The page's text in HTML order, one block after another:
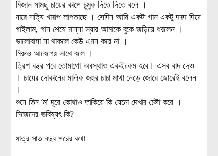
মিজান সামছু চায়ের কাপে চুমুক দিতে দিতে বলে ।
নারে সত্যি খারাপ লাগতাছে । সেদিন আমি একটা গান একটু দরদ দিয়ে
গাইলাম, গান শেষে মান্না স্যার আমাকে বুকে জড়িয়ে ধরলেন ।
ভালোবাসা না থাকলে কেউ এমন করে না ।
মিরুও আবেগের সাথে বলে ।
ত্রিশ বছর পরে তোমাগো অবস্থাও একইরকম হবে। এসব বাদ দেও
। চায়ের দোকানের মালিক জহুর চাচা মাথা নেড়ে জোরে জোরেই বলেন
।
শুনে তিন ‘ম’ দূরে কোথাও তাকিয়ে কি যেনো দেখার চেষ্টা করে ।
নিজেদের ভবিষ্যৎ কি?
মাত্র সাত বছর পরের কথা ।